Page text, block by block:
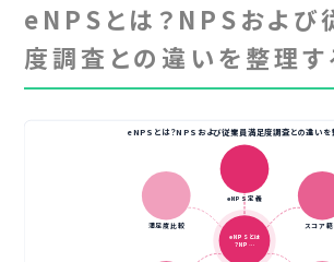
eNPSとは？NPSおよび
度調査との違いを整理す
eNPSとは？NPSおよび従業員満足度調査との違いを
eNPSとは
？NP…
eNPS定義
スコア
満足度比較